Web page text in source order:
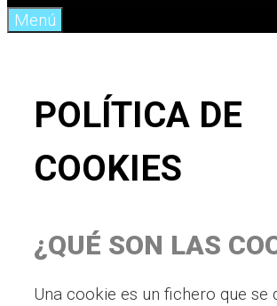
Menú
POLÍTICA DE
COOKIES
¿QUÉ SON LAS
Una cookie es un fichero que se